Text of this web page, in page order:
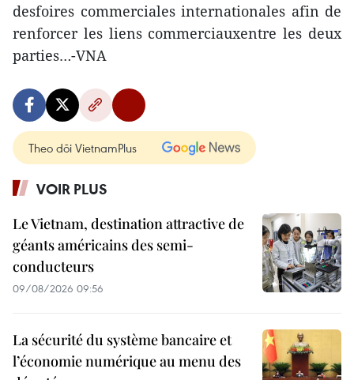
desfoires commerciales internationales afin de
renforcer les liens commerciauxentre les deux
parties…-VNA
Theo dõi VietnamPlus
VOIR PLUS
Le Vietnam, destination attractive de
géants américains des semi-
conducteurs
09/08/2026 09:56
La sécurité du système bancaire et
l’économie numérique au menu des